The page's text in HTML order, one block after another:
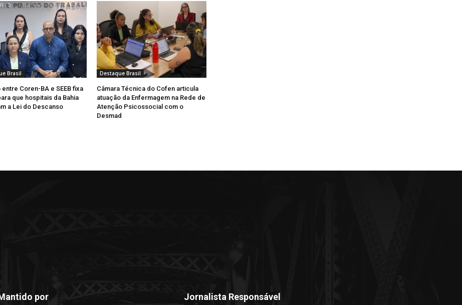
Brasil
Coren-BA e SEEB fixa
que hospitais da Bahia
a Lei do Descanso
Destaque Brasil
Câmara Técnica do Cofen articula
atuação da Enfermagem na Rede de
Atenção Psicossocial com o
Desmad
por Jornalista Responsável